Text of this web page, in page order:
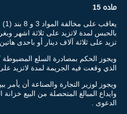
ماده 15
بالحبس لمدة لاتزيد على ثلاثة اشهر
تزيد على ثلاثة آلاف دينار أو باحدى هاتين
ويجوز الحكم بمصادرة السلع المضبوطة
الذي وقعت فيه الجريمة لمدة لاتزيد
ويجوز لوزير التجارة والصناعة أن يأمر
وايداع المبالغ المتحصلة من البيع
الدعوى .